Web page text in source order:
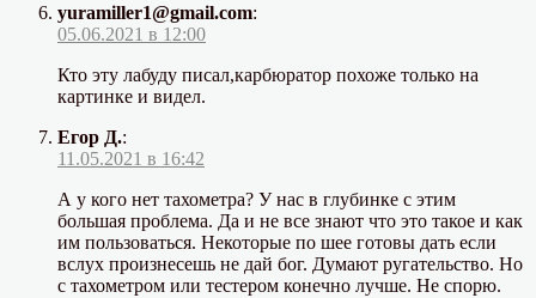
yuramiller1@gmail.com:
05.06.2021 в 12:00
Кто эту лабуду писал,карбюратор похоже только на
картинке и видел.
Егор Д.:
11.05.2021 в 16:42
А у кого нет тахометра? У нас в глубинке с этим
большая проблема. Да и не все знают что это такое и как
им пользоваться. Некоторые по шее готовы дать если
вслух произнесешь не дай бог. Думают ругательство. Но
с тахометром или тестером конечно лучше. Не спорю.